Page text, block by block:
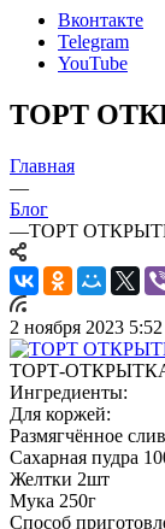
Вконтакте
Telegram
YouTube
ТОРТ
Главная
—
Блог
—ТОРТ
2 ноября 2023 5:52
ТОРТ-
Ингредиенты:
Для коржей:
Размягчённое
Сахарная пудра
Желтки 2шт
Мука 250г
Способ